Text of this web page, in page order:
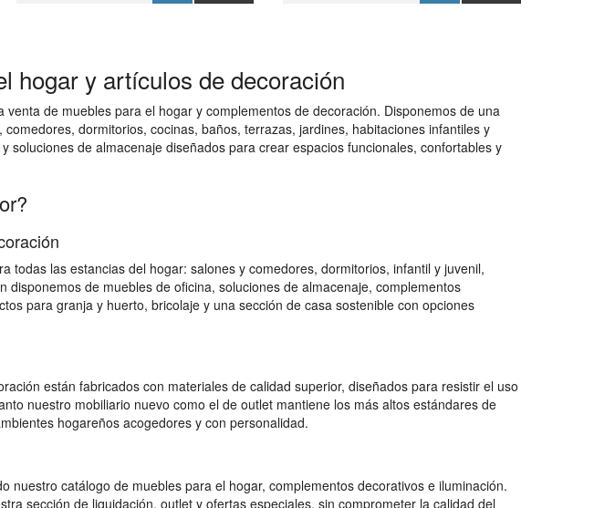
hogar y artículos de decoración
venta de muebles para el hogar y complementos de decoración. Disponemos de una
dormitorios, cocinas, baños, terrazas, jardines, habitaciones infantiles y
soluciones de almacenaje diseñados para crear espacios funcionales, confortables y
todas las estancias del hogar: salones y comedores, dormitorios, infantil y juvenil,
disponemos de muebles de oficina, soluciones de almacenaje, complementos
para granja y huerto, bricolaje y una sección de casa sostenible con opciones
están fabricados con materiales de calidad superior, diseñados para resistir el uso
nuestro mobiliario nuevo como el de outlet mantiene los más altos estándares de
hogareños acogedores y con personalidad.
nuestro catálogo de muebles para el hogar, complementos decorativos e iluminación.
sección de liquidación, outlet y ofertas especiales, sin comprometer la calidad del